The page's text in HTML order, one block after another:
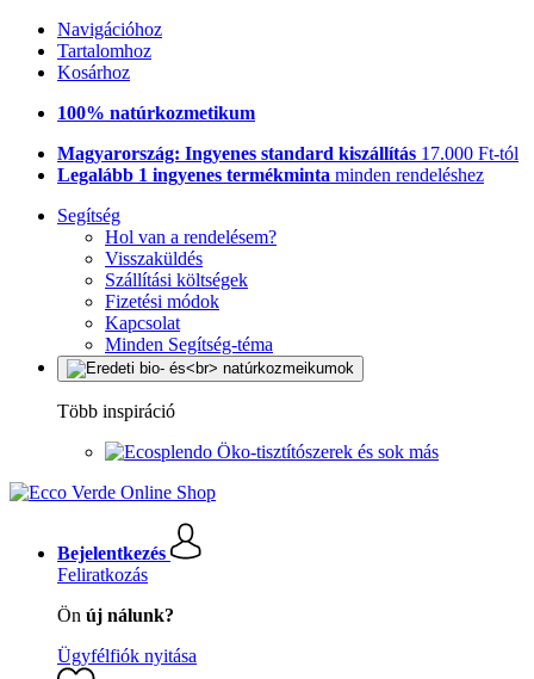
Navigációhoz
Tartalomhoz
Kosárhoz
100% natúrkozmetikum
Magyarország: Ingyenes standard kiszállítás 17.000 Ft-tól
Legalább 1 ingyenes termékminta minden rendeléshez
Segítség
Hol van a rendelésem?
Visszaküldés
Szállítási költségek
Fizetési módok
Kapcsolat
Minden Segítség-téma
Több inspiráció
Öko-tisztítószerek és sok más
Bejelentkezés
Feliratkozás
Ön új nálunk?
Ügyfélfiók nyitása